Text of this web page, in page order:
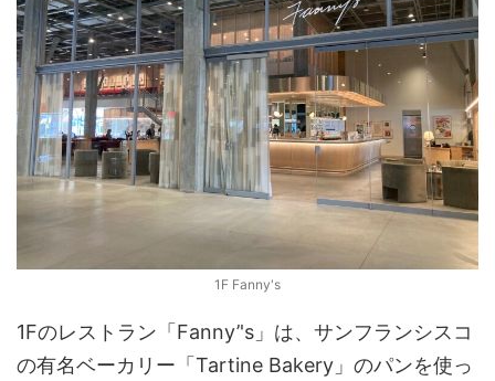
1F Fanny's
1Fのレストラン「Fanny’'s」は、サンフランシスコ
の有名ベーカリー「Tartine Bakery」のパンを使っ